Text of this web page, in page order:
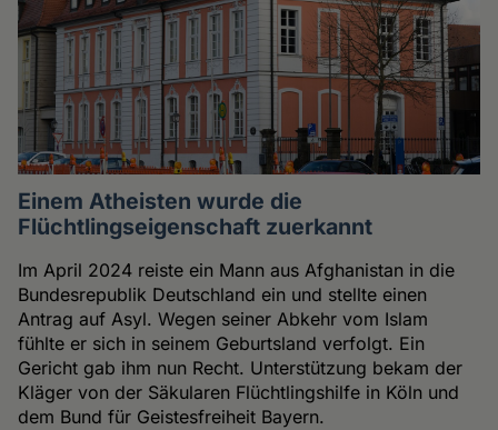
Einem Atheisten wurde die
Flüchtlingseigenschaft zuerkannt
Im April 2024 reiste ein Mann aus Afghanistan in die
Bundesrepublik Deutschland ein und stellte einen
Antrag auf Asyl. Wegen seiner Abkehr vom Islam
fühlte er sich in seinem Geburtsland verfolgt. Ein
Gericht gab ihm nun Recht. Unterstützung bekam der
Kläger von der Säkularen Flüchtlingshilfe in Köln und
dem Bund für Geistesfreiheit Bayern.